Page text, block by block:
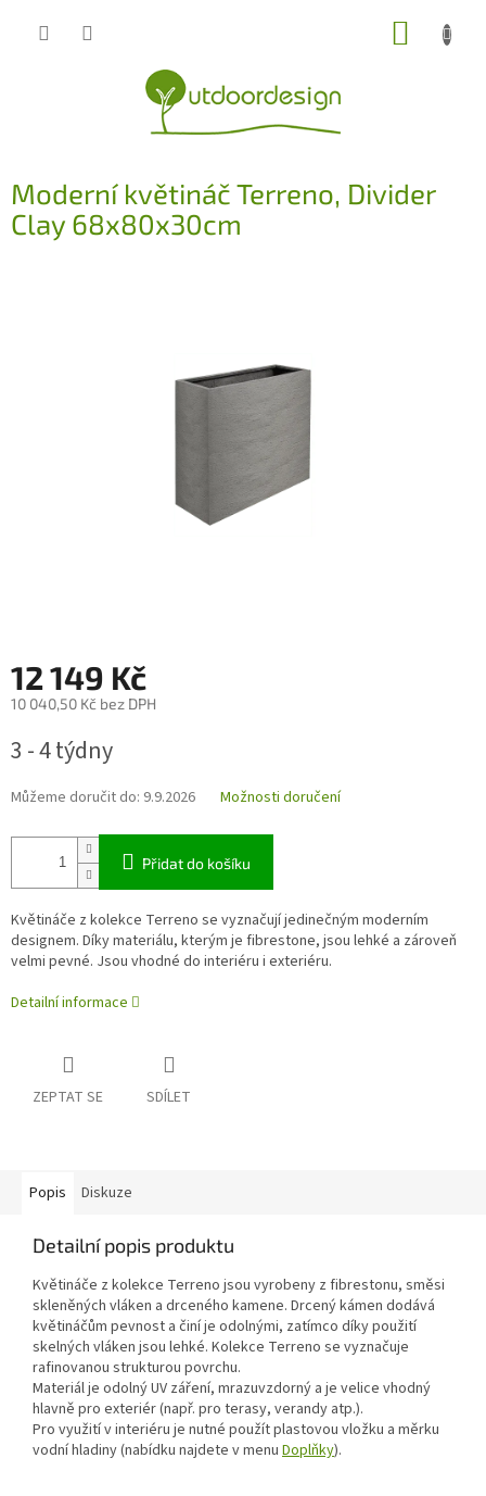
Moderní květináč Terreno, Divider
Clay 68x80x30cm
12 149 Kč
10 040,50 Kč bez DPH
cena:
3 - 4 týdny
Můžeme doručit do: 9.9.2026 Možnosti doručení
Přidat do košíku
Květináče z kolekce Terreno se vyznačují jedinečným moderním
designem. Díky materiálu, kterým je fibrestone, jsou lehké a zároveň
velmi pevné. Jsou vhodné do interiéru i exteriéru.
Detailní informace
ZEPTAT SE SDÍLET
Popis Diskuze
Detailní popis produktu
Květináče z kolekce Terreno jsou vyrobeny z fibrestonu, směsi
skleněných vláken a drceného kamene. Drcený kámen dodává
květináčům pevnost a činí je odolnými, zatímco díky použití
skelných vláken jsou lehké. Kolekce Terreno se vyznačuje
rafinovanou strukturou povrchu.
Materiál je odolný UV záření, mrazuvzdorný a je velice vhodný
hlavně pro exteriér (např. pro terasy, verandy atp.).
Pro využití v interiéru je nutné použít plastovou vložku a měrku
vodní hladiny (nabídku najdete v menu Doplňky).